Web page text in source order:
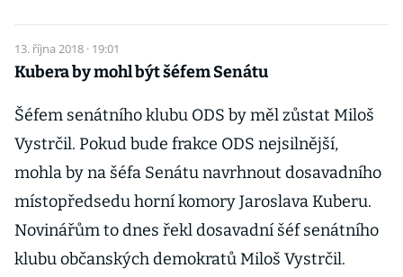
13. října 2018 · 19:01
Kubera by mohl být šéfem Senátu
Šéfem senátního klubu ODS by měl zůstat Miloš
Vystrčil. Pokud bude frakce ODS nejsilnější,
mohla by na šéfa Senátu navrhnout dosavadního
místopředsedu horní komory Jaroslava Kuberu.
Novinářům to dnes řekl dosavadní šéf senátního
klubu občanských demokratů Miloš Vystrčil.